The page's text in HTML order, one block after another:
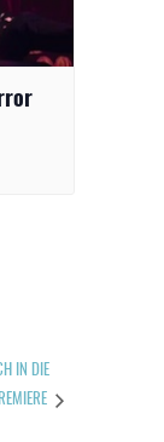
IN DIE